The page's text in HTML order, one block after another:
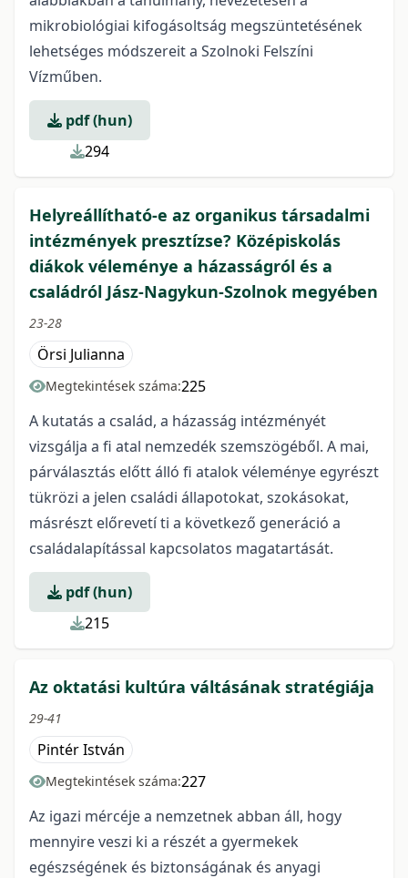
mikrobiológiai kifogásoltság megszüntetésének
lehetséges módszereit a Szolnoki Felszíni
Vízműben.
pdf (hun)
294
Helyreállítható-e az organikus társadalmi
intézmények presztízse? Középiskolás
diákok véleménye a házasságról és a
családról Jász-Nagykun-Szolnok megyében
23-28
Örsi Julianna
Megtekintések száma:225
A kutatás a család, a házasság intézményét
vizsgálja a fi atal nemzedék szemszögéből. A mai,
párválasztás előtt álló fi atalok véleménye egyrészt
tükrözi a jelen családi állapotokat, szokásokat,
másrészt előrevetí ti a következő generáció a
családalapítással kapcsolatos magatartását.
pdf (hun)
215
Az oktatási kultúra váltásának stratégiája
29-41
Pintér István
Megtekintések száma:227
Az igazi mércéje a nemzetnek abban áll, hogy
mennyire veszi ki a részét a gyermekek
egészségének és biztonságának és anyagi